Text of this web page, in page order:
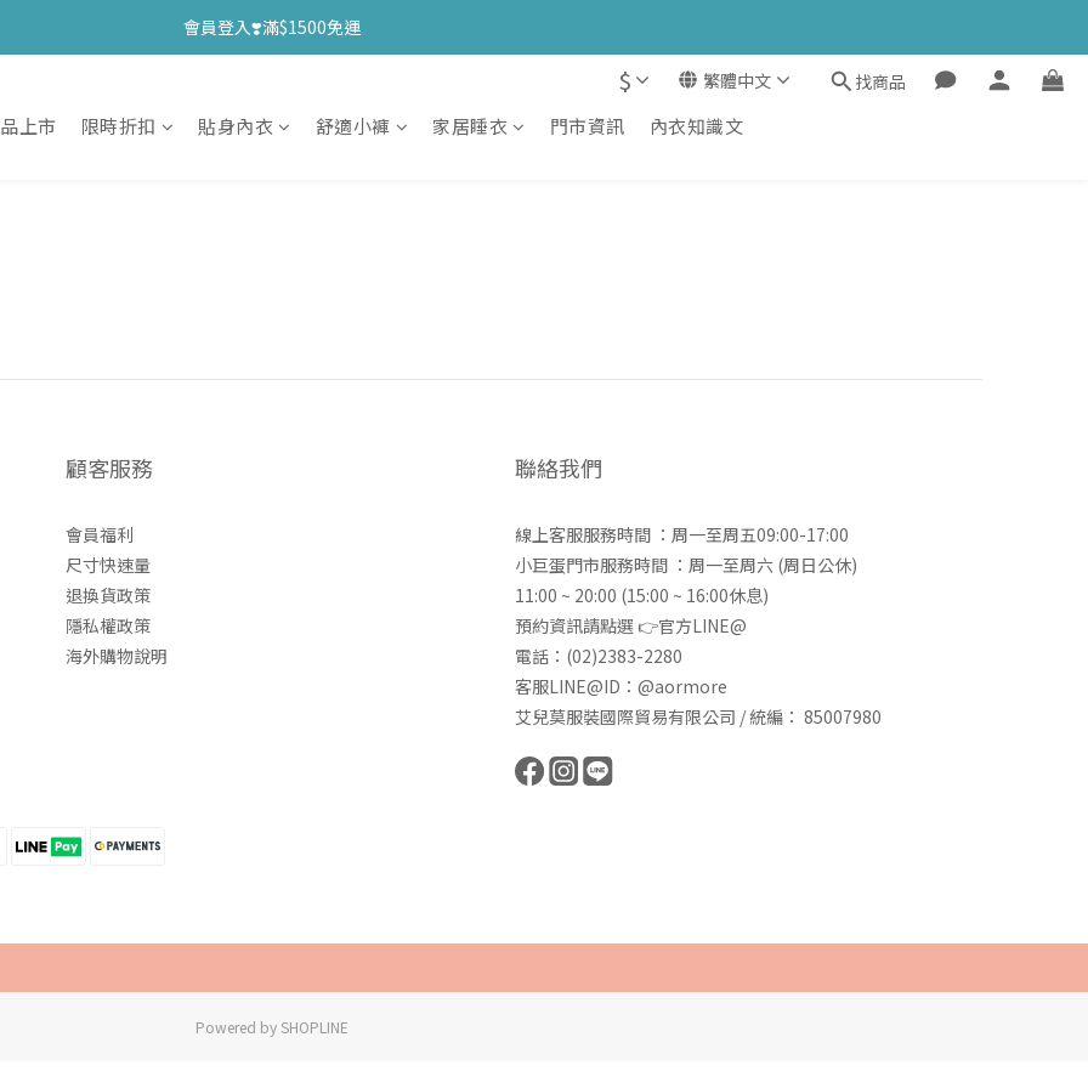
會員登入❣️滿$1500免運
$ 繁體中文 找商品
上市 限時折扣 貼身內衣 舒適小褲 家居睡衣 門市資訊 內衣知識文
顧客服務
會員福利
尺寸快速量
退換貨政策
隱私權政策
海外購物說明
聯絡我們
線上客服服務時間 ：周一至周五09:00-17:00
小巨蛋門市服務時間 ：周一至周六 (周日公休)
11:00 ~ 20:00 (15:00 ~ 16:00休息)
預約資訊請點選 👉官方LINE@
電話：(02)2383-2280
客服LINE@ID：@aormore
艾兒莫服裝國際貿易有限公司 / 統編： 85007980
Powered by SHOPLINE